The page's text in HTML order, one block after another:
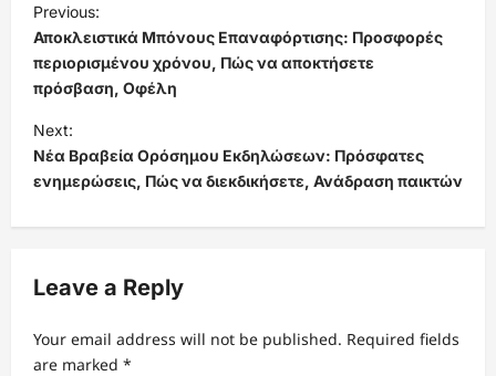
o
s
t
n
a
g
t
Previous:
Αποκλειστικά Μπόνους Επαναφόρτισης: Προσφορές
περιορισμένου χρόνου, Πώς να αποκτήσετε
πρόσβαση, Οφέλη
Next:
Νέα Βραβεία Ορόσημου Εκδηλώσεων: Πρόσφατες
ενημερώσεις, Πώς να διεκδικήσετε, Ανάδραση παικτών
Leave a Reply
Your email address will not be published. Required fields
are marked *